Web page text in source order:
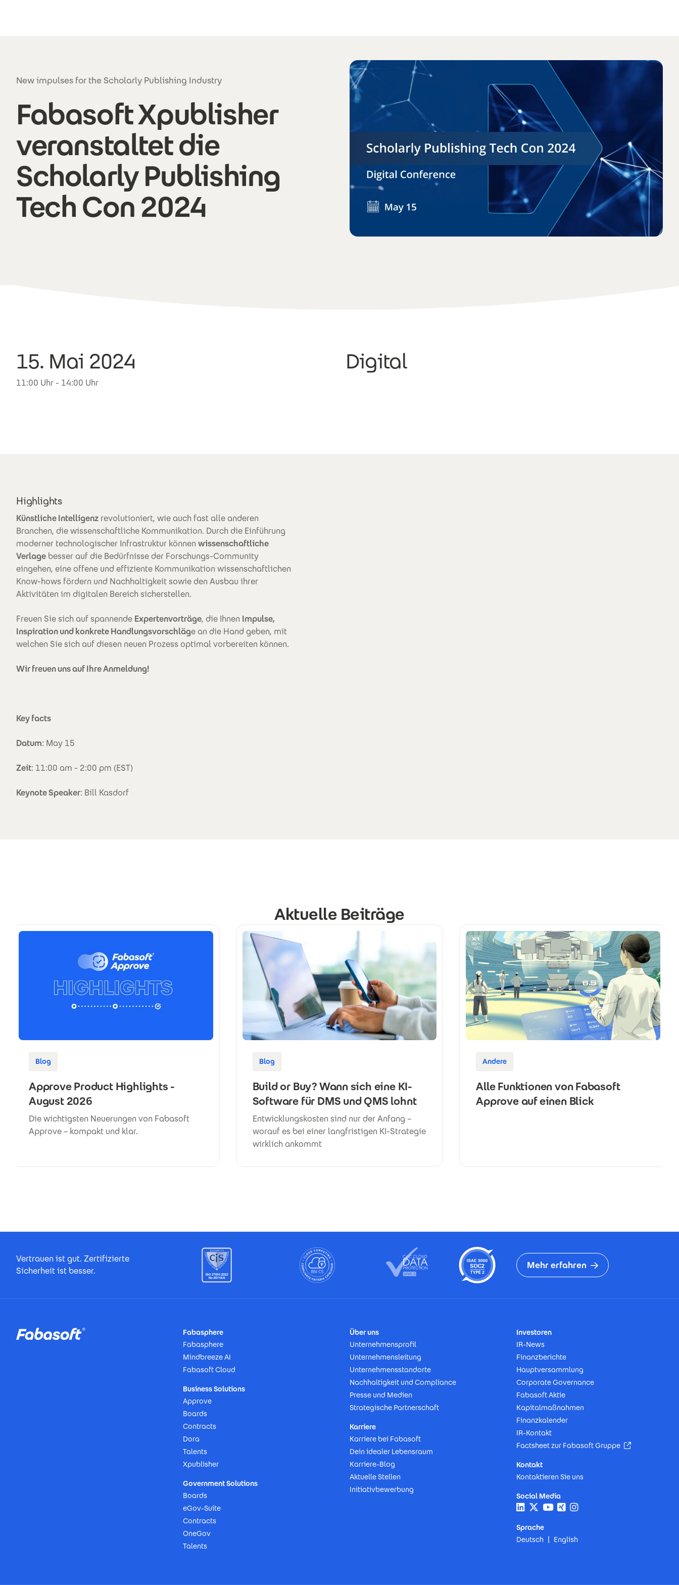
New impulses for the Scholarly Publishing Industry
Fabasoft Xpublisher
veranstaltet die
Scholarly Publishing
Tech Con 2024
15. Mai 2024
11:00 Uhr - 14:00 Uhr
Digital
Highlights
Künstliche Intelligenz revolutioniert, wie auch fast alle anderen
Branchen, die wissenschaftliche Kommunikation. Durch die Einführung
moderner technologischer Infrastruktur können wissenschaftliche
Verlage besser auf die Bedürfnisse der Forschungs-Community
eingehen, eine offene und effiziente Kommunikation wissenschaftlichen
Know-hows fördern und Nachhaltigkeit sowie den Ausbau ihrer
Aktivitäten im digitalen Bereich sicherstellen.
Freuen Sie sich auf spannende Expertenvorträge, die Ihnen Impulse,
Inspiration und konkrete Handlungsvorschläge an die Hand geben, mit
welchen Sie sich auf diesen neuen Prozess optimal vorbereiten können.
Wir freuen uns auf Ihre Anmeldung!
Key facts
Datum: May 15
Zeit: 11:00 am - 2:00 pm (EST)
Keynote Speaker: Bill Kasdorf
Aktuelle Beiträge
Blog
Approve Product Highlights -
August 2026
Die wichtigsten Neuerungen von Fabasoft
Approve – kompakt und klar.
Blog
Build or Buy? Wann sich eine KI-
Software für DMS und QMS lohnt
Entwicklungskosten sind nur der Anfang –
worauf es bei einer langfristigen KI-Strategie
wirklich ankommt
Andere
Alle Funktionen von Fabasoft
Approve auf einen Blick
Vertrauen ist gut. Zertifizierte
Sicherheit ist besser.
Mehr erfahren
Fabasphere
Fabasphere
Mindbreeze AI
Fabasoft Cloud
Business Solutions
Approve
Boards
Contracts
Dora
Talents
Xpublisher
Government Solutions
Boards
eGov-Suite
Contracts
OneGov
Talents
Über uns
Unternehmensprofil
Unternehmensleitung
Unternehmensstandorte
Nachhaltigkeit und Compliance
Presse und Medien
Strategische Partnerschaft
Karriere
Karriere bei Fabasoft
Dein idealer Lebensraum
Karriere-Blog
Aktuelle Stellen
Initiativbewerbung
Investoren
IR-News
Finanzberichte
Hauptversammlung
Corporate Governance
Fabasoft Aktie
Kapitalmaßnahmen
Finanzkalender
IR-Kontakt
Factsheet zur Fabasoft Gruppe
(Öffnet in
Kontakt
Kontaktieren Sie uns
Social Media
Sprache
Deutsch
English